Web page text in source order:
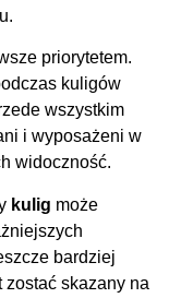
priorytetem.
kuligów
wszystkim
i wyposażeni w
widoczność.
kulig może
bardziej
skazany na